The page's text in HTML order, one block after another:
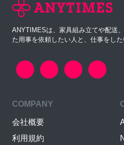
ANYTIMESは、家具組み立てや配送
た用事を依頼したい人と、仕事をし
COMPANY
会社概要
利用規約